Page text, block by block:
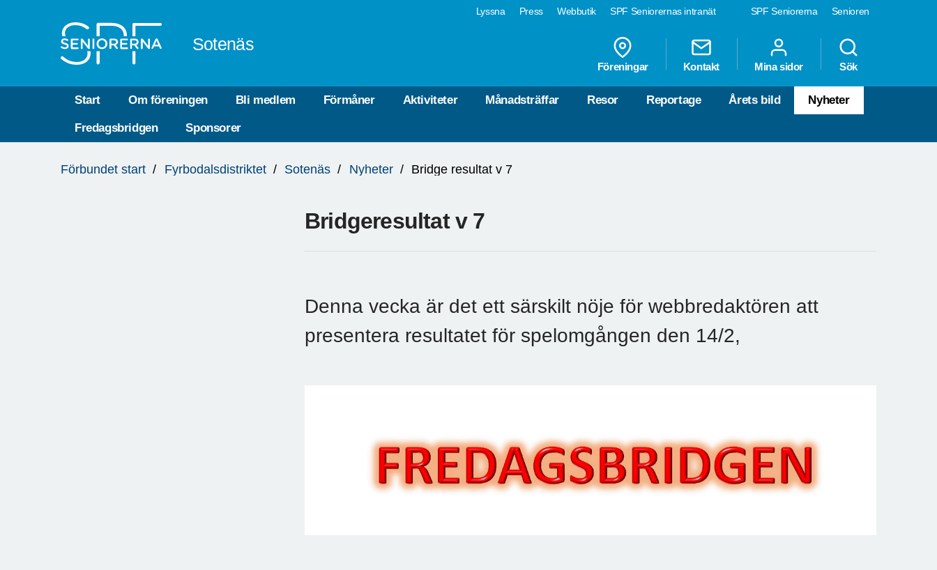
SPF Seniorerna Senioren
Lyssna Press Webbutik SPF Seniorernas intranät
Sotenäs
Föreningar Kontakt Mina sidor Sök
Start Om föreningen Bli medlem Förmåner Aktiviteter Månadsträffar Resor Reportage Årets bild Nyheter
Fredagsbridgen Sponsorer
är
Förbundet start Fyrbodalsdistriktet Sotenäs Nyheter Bridge resultat v 7
Bridgeresultat v 7
Denna vecka är det ett särskilt nöje för webbredaktören att
presentera resultatet för spelomgången den 14/2,